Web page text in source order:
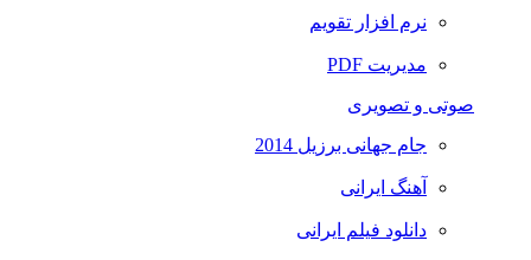
نرم افزار تقویم
مدیریت PDF
صوتی و تصویری
جام جهانی برزیل 2014
آهنگ ایرانی
دانلود فیلم ایرانی